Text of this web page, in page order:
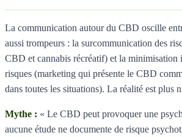
La communication autour du CBD oscille
aussi trompeurs : la surcommunication des
CBD et cannabis récréatif) et la minimisation
risques (marketing qui présente le CBD
dans toutes les situations). La réalité est plus
Mythe : « Le CBD peut provoquer une
aucune étude ne documente de risque